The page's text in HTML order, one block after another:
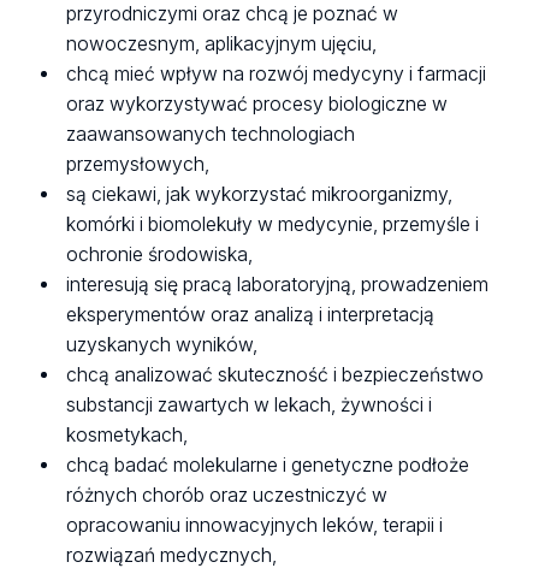
przyrodniczymi oraz chcą je poznać w
nowoczesnym, aplikacyjnym ujęciu,
chcą mieć wpływ na rozwój medycyny i farmacji
oraz wykorzystywać procesy biologiczne w
zaawansowanych technologiach
przemysłowych,
są ciekawi, jak wykorzystać mikroorganizmy,
komórki i biomolekuły w medycynie, przemyśle i
ochronie środowiska,
interesują się pracą laboratoryjną, prowadzeniem
eksperymentów oraz analizą i interpretacją
uzyskanych wyników,
chcą analizować skuteczność i bezpieczeństwo
substancji zawartych w lekach, żywności i
kosmetykach,
chcą badać molekularne i genetyczne podłoże
różnych chorób oraz uczestniczyć w
opracowaniu innowacyjnych leków, terapii i
rozwiązań medycznych,